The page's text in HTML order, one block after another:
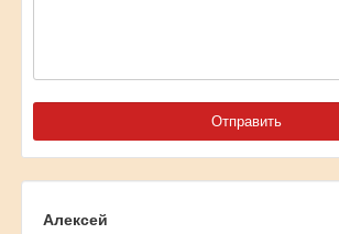
Алексей